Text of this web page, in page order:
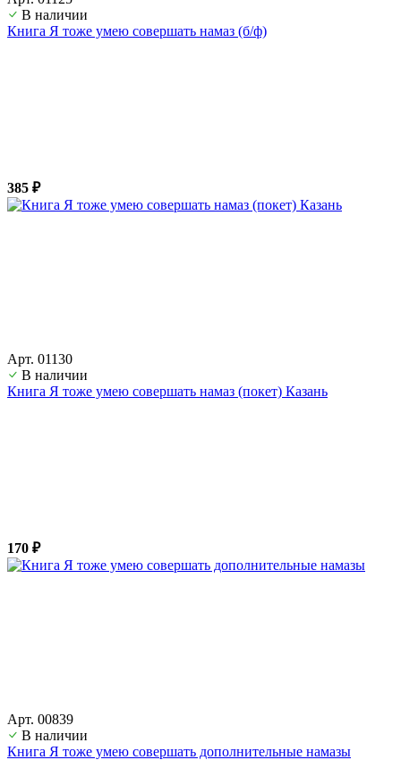
В наличии
Книга Я тоже умею совершать намаз (б/ф)
385 ₽
Арт. 01130
В наличии
Книга Я тоже умею совершать намаз (покет) Казань
170 ₽
Арт. 00839
В наличии
Книга Я тоже умею совершать дополнительные намазы